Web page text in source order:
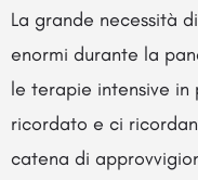
La grande necessità
enormi durante la
le terapie intensive in
ricordato e ci
catena di